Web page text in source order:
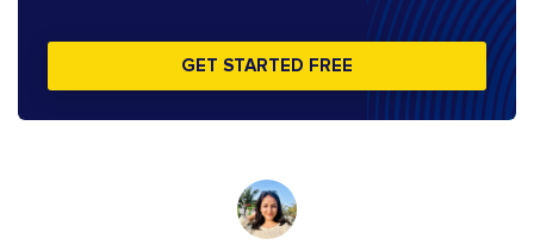
GET STARTED FREE